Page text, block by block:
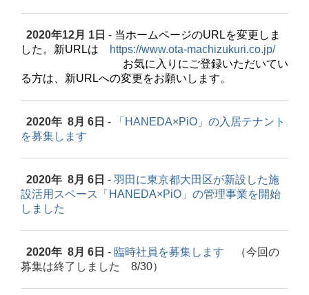
2020年12月 1日 - 当ホームページのURLを変更しま
した。新URLは
https://www.ota-machizukuri.co.jp/
お気に入りにご登録いただいてい
る方は、新URLへの変更をお願いします。
2020年 8月 6日 -
「HANEDA×PiO」の入居テナント
を募集します
2020年 8月 6日 - 羽田に東京都大田区が新設した施
設活用スペース「HANEDA×PiO」の管理事業を開始
しました
2020年 8月 6日 - 臨時社員を募集します （今回の
募集は終了しました 8/30）